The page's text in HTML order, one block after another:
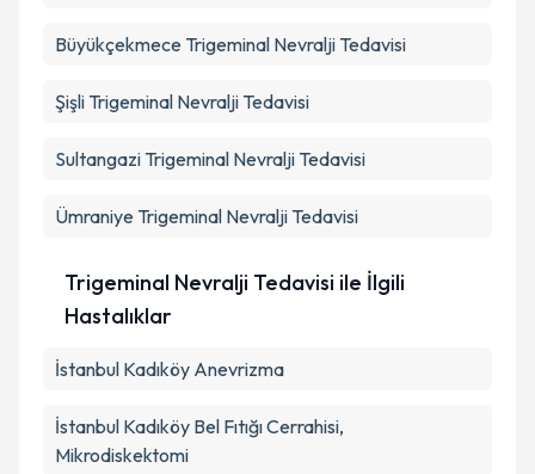
Büyükçekmece Trigeminal Nevralji Tedavisi
Şişli Trigeminal Nevralji Tedavisi
Sultangazi Trigeminal Nevralji Tedavisi
Ümraniye Trigeminal Nevralji Tedavisi
Trigeminal Nevralji Tedavisi ile İlgili
Hastalıklar
İstanbul Kadıköy Anevrizma
İstanbul Kadıköy Bel Fıtığı Cerrahisi,
Mikrodiskektomi